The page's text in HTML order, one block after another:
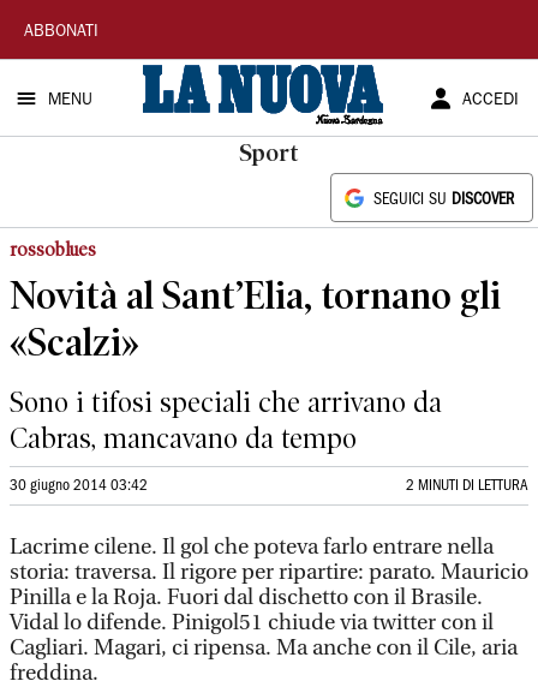
La
Nuova
Sardegna
ABBONATI
MENU ACCEDI
Sport
SEGUICI SU DISCOVER
rossoblues
Novità al Sant’Elia, tornano gli
«Scalzi»
Sono i tifosi speciali che arrivano da
Cabras, mancavano da tempo
30 giugno 2014 03:42 2 MINUTI DI LETTURA
Lacrime cilene. Il gol che poteva farlo entrare nella
storia: traversa. Il rigore per ripartire: parato. Mauricio
Pinilla e la Roja. Fuori dal dischetto con il Brasile.
Vidal lo difende. Pinigol51 chiude via twitter con il
Cagliari. Magari, ci ripensa. Ma anche con il Cile, aria
freddina.